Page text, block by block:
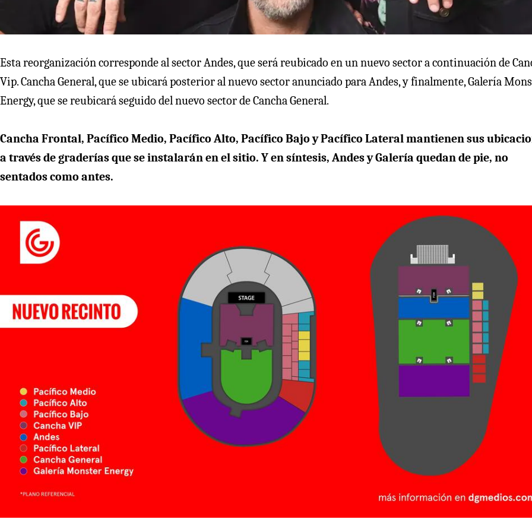
Esta reorganización corresponde al sector Andes, que será reubicado en un nuevo sector a continuación de
Vip. Cancha General, que se ubicará posterior al nuevo sector anunciado para Andes, y finalmente, Galería
Energy, que se reubicará seguido del nuevo sector de Cancha General.
Cancha Frontal, Pacífico Medio, Pacífico Alto, Pacífico Bajo y Pacífico Lateral mantienen sus
a través de graderías que se instalarán en el sitio. Y en síntesis, Andes y Galería quedan de pie, no
sentados como antes.